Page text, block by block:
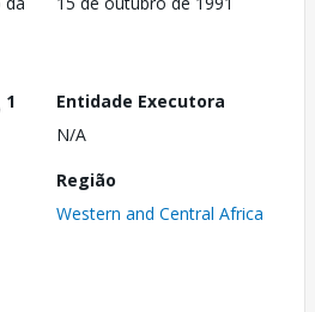
1
Entidade Executora
N/A
Região
Western and Central Africa